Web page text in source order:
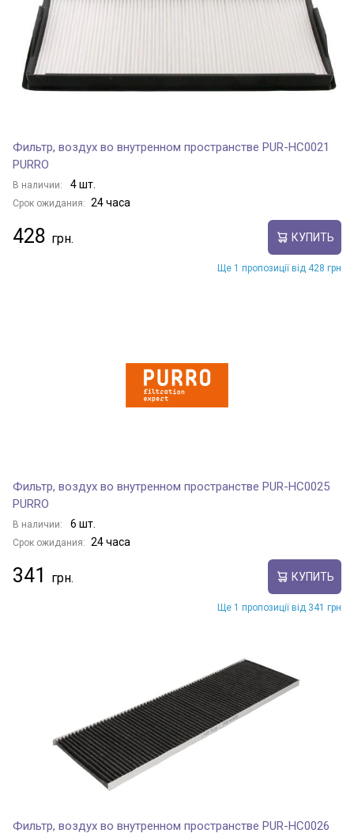
Фильтр, воздух во внутренном пространстве PUR-HC0021
PURRO
В наличии: 4 шт.
Срок ожидания: 24 часа
428 КУПИТЬ
Ще 1 пропозиції від 428 грн
Фильтр, воздух во внутренном пространстве PUR-HC0025
PURRO
В наличии: 6 шт.
Срок ожидания: 24 часа
341 КУПИТЬ
Ще 1 пропозиції від 341 грн
Фильтр, воздух во внутренном пространстве PUR-HC0026